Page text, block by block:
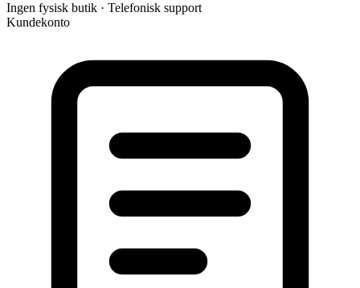
Ingen fysisk butik · Telefonisk support
Kundekonto